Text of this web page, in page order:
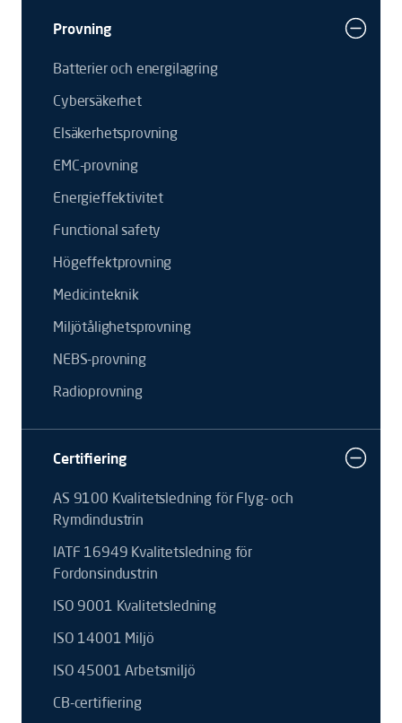
Provning
Batterier och energilagring
Cybersäkerhet
Elsäkerhetsprovning
EMC-provning
Energieffektivitet
Functional safety
Högeffektprovning
Medicinteknik
Miljötålighetsprovning
NEBS-provning
Radioprovning
Certifiering
AS 9100 Kvalitetsledning för Flyg- och
Rymdindustrin
IATF 16949 Kvalitetsledning för
Fordonsindustrin
ISO 9001 Kvalitetsledning
ISO 14001 Miljö
ISO 45001 Arbetsmiljö
CB-certifiering